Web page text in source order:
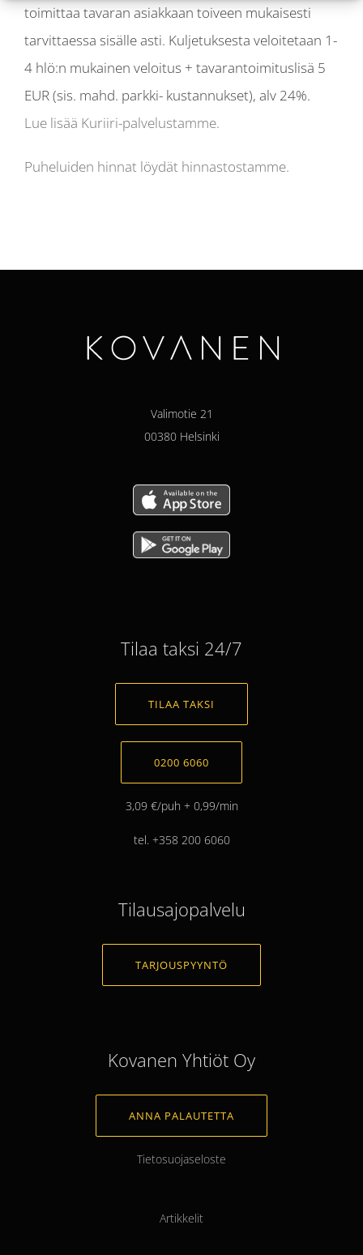
toimittaa tavaran asiakkaan toiveen mukaisesti
tarvittaessa sisälle asti. Kuljetuksesta veloitetaan 1-
4 hlö:n mukainen veloitus + tavarantoimituslisä 5
EUR (sis. mahd. parkki- kustannukset), alv 24%.
Lue lisää Kuriiri-palvelustamme.
Puheluiden hinnat löydät hinnastostamme.
Valimotie 21
00380 Helsinki
Tilaa taksi 24/7
TILAA TAKSI
0200 6060
3,09 €/puh + 0,99/min
tel. +358 200 6060
Tilausajopalvelu
TARJOUSPYYNTÖ
Kovanen Yhtiöt Oy
ANNA PALAUTETTA
Tietosuojaseloste
Artikkelit